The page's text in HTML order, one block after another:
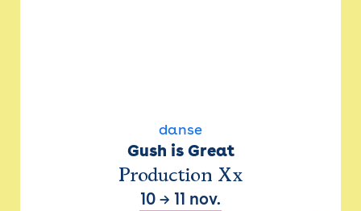
danse
Gush is Great
Production Xx
10 → 11 nov.